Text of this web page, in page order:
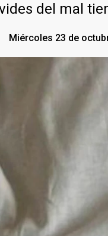
del mal
Miércoles 23 de